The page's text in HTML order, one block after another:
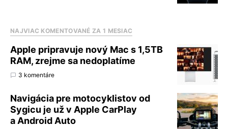
NAJVIAC KOMENTOVANÉ ZA 1 MESIAC
Apple pripravuje nový Mac s 1,5TB
RAM, zrejme sa nedoplatíme
3 komentáre
Navigácia pre motocyklistov od
Sygicu je už v Apple CarPlay
a Android Auto